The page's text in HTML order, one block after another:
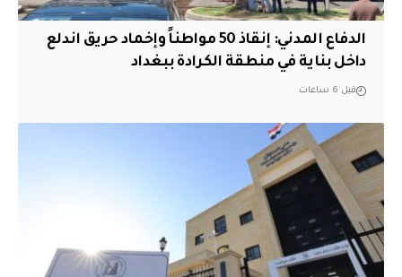
الدفاع المدني: إنقاذ 50 مواطناً وإخماد حريق اندلع
داخل بناية في منطقة الكرادة ببغداد
قبل 6 ساعات